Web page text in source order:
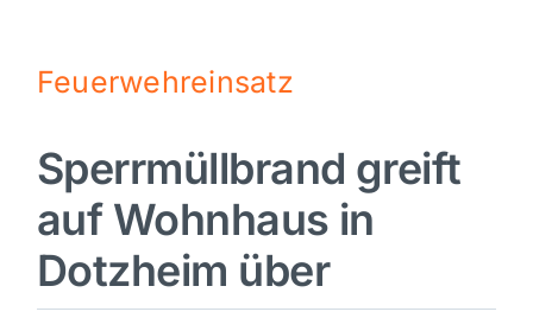
Nachrichten
Politik
Wirtschaft
Feuerwehreinsatz
Sperrmüllbrand greift
auf Wohnhaus in
Dotzheim über